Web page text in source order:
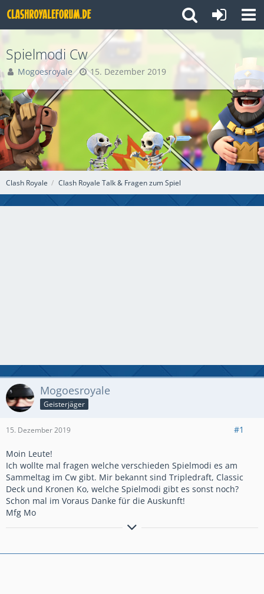
Clash Royale Clash Royale Talk & Fragen zum Spiel
Spielmodi Cw
Mogoesroyale 15. Dezember 2019
Mogoesroyale
Geisterjäger
15. Dezember 2019 #1
Moin Leute!
Ich wollte mal fragen welche verschieden Spielmodi es am
Sammeltag im Cw gibt. Mir bekannt sind Tripledraft, Classic
Deck und Kronen Ko, welche Spielmodi gibt es sonst noch?
Schon mal im Voraus Danke für die Auskunft!
Mfg Mo
Aktiver Clasher aus Hamburg.
PB: Ultimate Champion 1650